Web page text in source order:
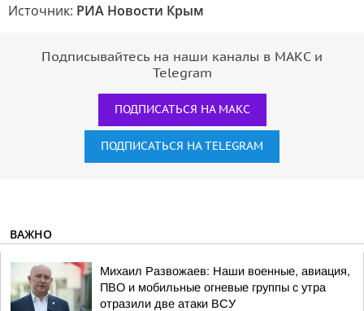
Источник: РИА Новости Крым
Подписывайтесь на наши каналы в МАКС и
Telegram
ПОДПИСАТЬСЯ НА МАКС
ПОДПИСАТЬСЯ НА TELEGRAM
ВАЖНО
Михаил Развожаев: Наши военные, авиация,
ПВО и мобильные огневые группы с утра
отразили две атаки ВСУ